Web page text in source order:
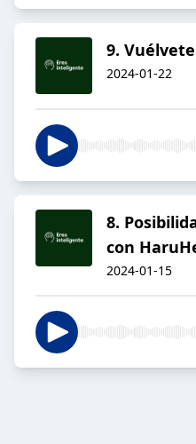
9.
2024-01-22
8.
con
2024-01-15